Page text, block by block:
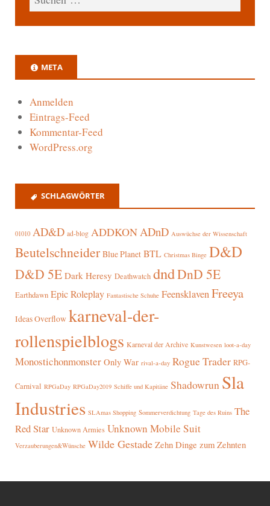
META
Anmelden
Eintrags-Feed
Kommentar-Feed
WordPress.org
SCHLAGWÖRTER
01010 AD&D ad-blog ADDKON ADnD Auswüchse der Wissenschaft
Beutelschneider Blue Planet BTL Christmas Binge D&D
D&D 5E Dark Heresy Deathwatch dndDnD 5E
Earthdawn Epic Roleplay Fantastische Schuhe FeensklavenFreeya
Ideas Overflow karneval-der-
rollenspielblogs Karneval der Archive Kunstwesen loot-a-day
Monostichonmonster Only War rival-a-day Rogue Trader RPG-
Carnival RPGaDay RPGaDay2019 Schiffe und Kapitäne Shadowrun Sla
Industries SLAmas Shopping Sommerverdichtung Tage des Ruins The
Red Star Unknown Armies Unknown Mobile Suit
Verzauberungen&Wünsche Wilde Gestade Zehn Dinge zum Zehnten